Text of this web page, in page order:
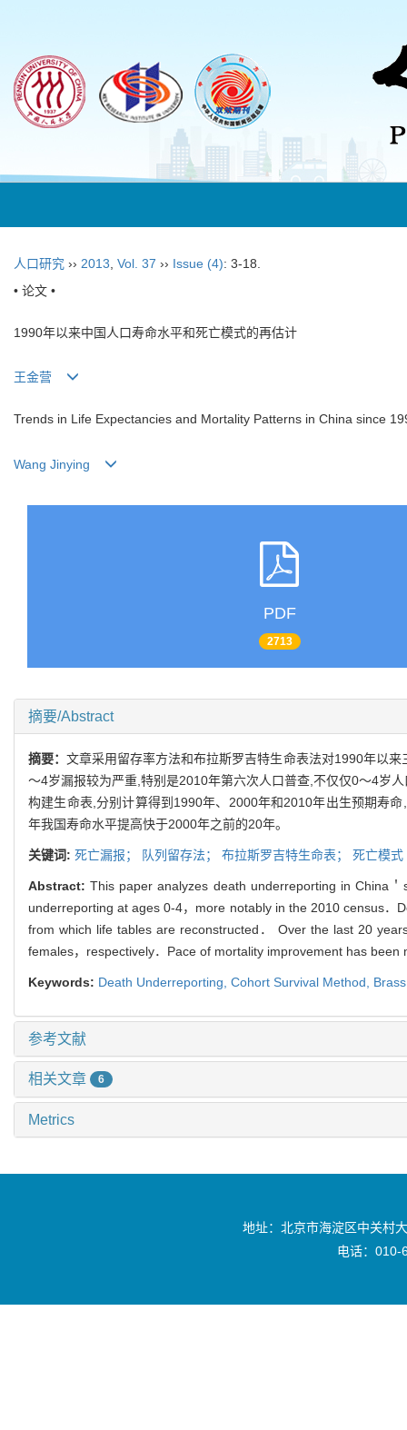
人口研究 ›› 2013 Vol. 37 ›› Issue (4): 3-18.
• 论文 •
1990年以来中国人口寿命水平和死亡模式的再估计
王金营
Trends in Life Expectancies and Mortality Patterns in China since
Wang Jinying
PDF
2713
摘要/Abstract
摘要：文章采用留存率方法和布拉斯罗吉特生命表法对1990年以
～4岁漏报较为严重,特别是2010年第六次人口普查,不仅仅0～4岁
构建生命表,分别计算得到1990年、2000年和2010年出生预期寿
年我国寿命水平提高快于2000年之前的20年。
关键词: 死亡漏报； 队列留存法； 布拉斯罗吉特生命表； 死亡模式
Abstract:This paper analyzes death underreporting in China
underreporting at ages 0-4，more notably in the 2010 census
from which life tables are reconstructed． Over the last 20
females，respectively．Pace of mortality improvement has
Keywords: Death Underreporting, Cohort Survival Method,
参考文献
相关文章 6
Metrics
地址：北京市海淀区中关村
电话：